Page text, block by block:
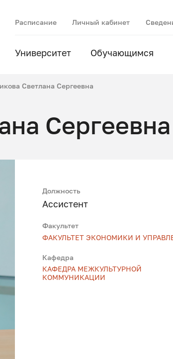
Расписание Личный кабинет
Университет Обучающимся
Светлана Сергеевна
Сергеевна
Должность
Ассистент
Факультет
ФАКУЛЬТЕТ ЭКОНОМИКИ И
Кафедра
КАФЕДРА МЕЖКУЛЬТУРНОЙ
КОММУНИКАЦИИ